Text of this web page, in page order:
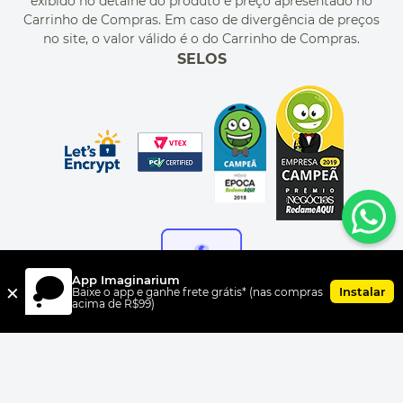
CUPONS DE DESCONTO
Carrinho de Compras. Em caso de divergência de preços
no site, o valor válido é o do Carrinho de Compras.
SELOS
× App Imaginarium
Baixe o app e ganhe frete grátis* (nas compras
acima de R$99)
Instalar